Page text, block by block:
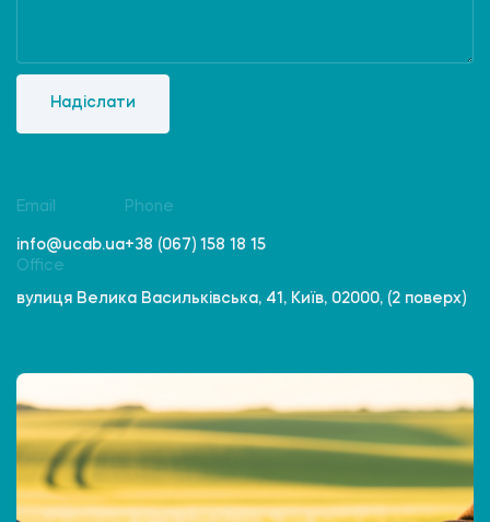
Надіслати
Email
info@ucab.ua
Phone
+38 (067) 158 18 15
Office
вулиця Велика Васильківська, 41, Київ, 02000, (2 поверх)